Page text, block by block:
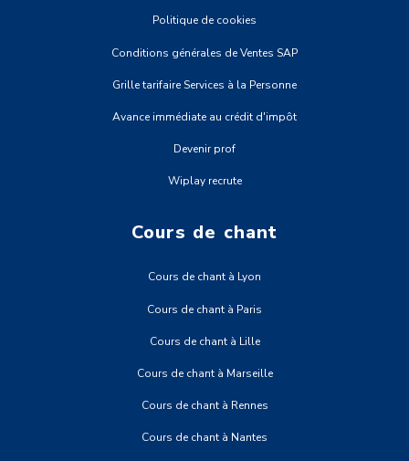
Politique de cookies
Conditions générales de Ventes SAP
Grille tarifaire Services à la Personne
Avance immédiate au crédit d'impôt
Devenir prof
Wiplay recrute
Cours de chant
Cours de chant à Lyon
Cours de chant à Paris
Cours de chant à Lille
Cours de chant à Marseille
Cours de chant à Rennes
Cours de chant à Nantes